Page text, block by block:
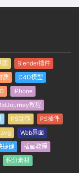
面
Blender插件
质
C4D模型
iPhone
教程
PS动作
PS插件
svg
Web界面
捷键
插画教程
积分素材